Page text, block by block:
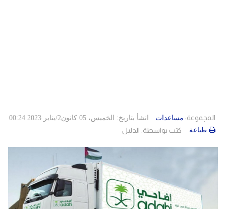
المجموعة: مساعدات انشأ بتاريخ: الخميس، 05 كانون2/يناير 2023 00:24
كتب بواسطة: الدليل طباعة